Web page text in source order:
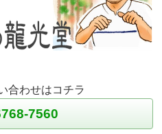
合わせはコチラ
7560